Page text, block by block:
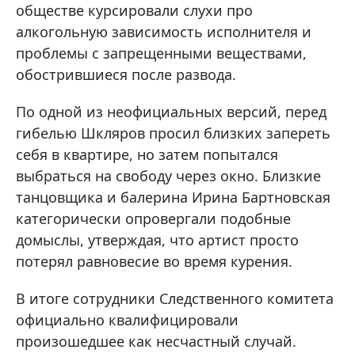
обществе курсировали слухи про
алкогольную зависимость исполнителя и
проблемы с запрещенными веществами,
обострившиеся после развода.
По одной из неофициальных версий, перед
гибелью Шкляров просил близких запереть
себя в квартире, но затем попытался
выбраться на свободу через окно. Близкие
танцовщика и балерина Ирина Бартновская
категорически опровергали подобные
домыслы, утверждая, что артист просто
потерял равновесие во время курения.
В итоге сотрудники Следственного комитета
официально квалифицировали
произошедшее как несчастный случай.